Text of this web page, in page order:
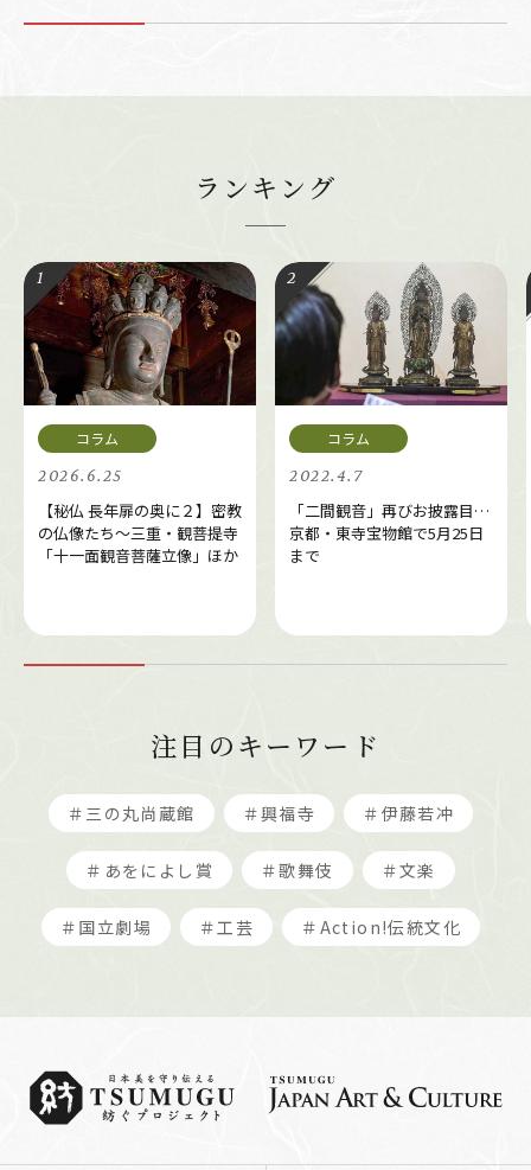
ランキング
2026.6.25
【秘仏 長年扉の奥に２】密教
の仏像たち～三重・観菩提寺
「十一面観音菩薩立像」ほか
2022.4.7
「二間観音」再びお披露目…
京都・東寺宝物館で5月25日
まで
注目のキーワード
＃三の丸尚蔵館 ＃興福寺 ＃伊藤若冲
＃あをによし賞 ＃歌舞伎 ＃文楽
＃国立劇場 ＃工芸 ＃Action!伝統文化